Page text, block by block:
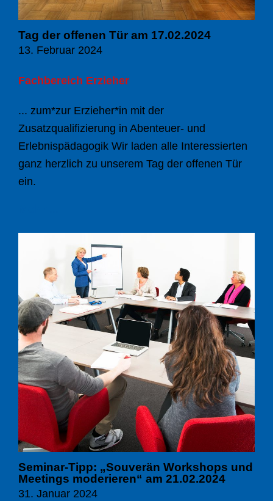
Tag der offenen Tür am 17.02.2024
13. Februar 2024
Fachbereich Erzieher
... zum*zur Erzieher*in mit der
Zusatzqualifizierung in Abenteuer- und
Erlebnispädagogik Wir laden alle Interessierten
ganz herzlich zu unserem Tag der offenen Tür
ein.
Seminar-Tipp: „Souverän Workshops und
Meetings moderieren“ am 21.02.2024
31. Januar 2024